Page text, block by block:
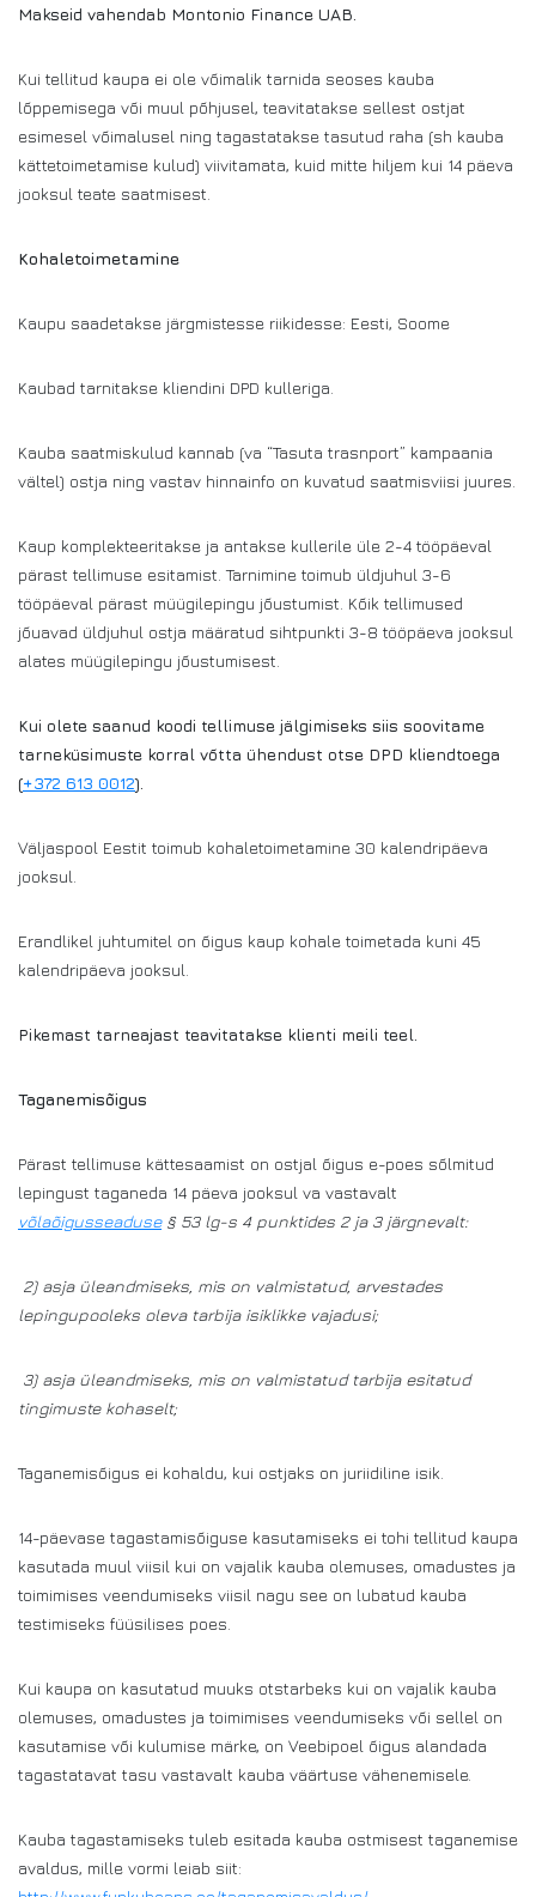
Makseid vahendab Montonio Finance UAB.
Kui tellitud kaupa ei ole võimalik tarnida seoses kauba
lõppemisega või muul põhjusel, teavitatakse sellest ostjat
esimesel võimalusel ning tagastatakse tasutud raha (sh kauba
kättetoimetamise kulud) viivitamata, kuid mitte hiljem kui 14 päeva
jooksul teate saatmisest.
Kohaletoimetamine
Kaupu saadetakse järgmistesse riikidesse: Eesti, Soome
Kaubad tarnitakse kliendini DPD kulleriga.
Kauba saatmiskulud kannab (va “Tasuta trasnport” kampaania
vältel) ostja ning vastav hinnainfo on kuvatud saatmisviisi juures.
Kaup komplekteeritakse ja antakse kullerile üle 2-4 tööpäeval
pärast tellimuse esitamist. Tarnimine toimub üldjuhul 3-6
tööpäeval pärast müügilepingu jõustumist. Kõik tellimused
jõuavad üldjuhul ostja määratud sihtpunkti 3-8 tööpäeva jooksul
alates müügilepingu jõustumisest.
Kui olete saanud koodi tellimuse jälgimiseks siis soovitame
tarneküsimuste korral võtta ühendust otse DPD kliendtoega
(+372 613 0012).
Väljaspool Eestit toimub kohaletoimetamine 30 kalendripäeva
jooksul.
Erandlikel juhtumitel on õigus kaup kohale toimetada kuni 45
kalendripäeva jooksul.
Pikemast tarneajast teavitatakse klienti meili teel.
Taganemisõigus
Pärast tellimuse kättesaamist on ostjal õigus e-poes sõlmitud
lepingust taganeda 14 päeva jooksul va vastavalt
võlaõigusseaduse§ 53 lg-s 4 punktides 2 ja 3 järgnevalt:
2) asja üleandmiseks, mis on valmistatud, arvestades
lepingupooleks oleva tarbija isiklikke vajadusi;
3) asja üleandmiseks, mis on valmistatud tarbija esitatud
tingimuste kohaselt;
Taganemisõigus ei kohaldu, kui ostjaks on juriidiline isik.
14-päevase tagastamisõiguse kasutamiseks ei tohi tellitud kaupa
kasutada muul viisil kui on vajalik kauba olemuses, omadustes ja
toimimises veendumiseks viisil nagu see on lubatud kauba
testimiseks füüsilises poes.
Kui kaupa on kasutatud muuks otstarbeks kui on vajalik kauba
olemuses, omadustes ja toimimises veendumiseks või sellel on
kasutamise või kulumise märke, on Veebipoel õigus alandada
tagastatavat tasu vastavalt kauba väärtuse vähenemisele.
Kauba tagastamiseks tuleb esitada kauba ostmisest taganemise
avaldus, mille vormi leiab siit: